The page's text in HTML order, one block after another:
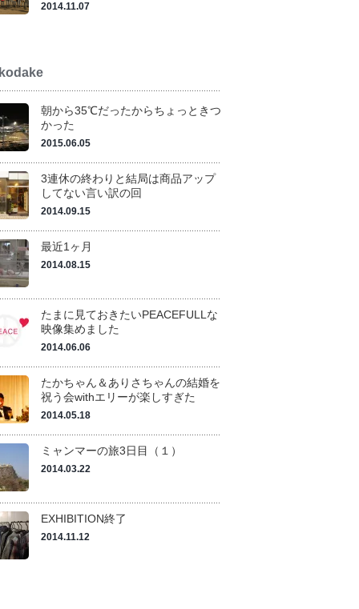
2014.11.07
朝から35℃だったからちょっときつ
かった
2015.06.05
3連休の終わりと結局は商品アップ
してない言い訳の回
2014.09.15
最近1ヶ月
2014.08.15
たまに見ておきたいPEACEFULLな
映像集めました
2014.06.06
たかちゃん＆ありさちゃんの結婚を
祝う会withエリーが楽しすぎた
2014.05.18
ミャンマーの旅3日目（１）
2014.03.22
EXHIBITION終了
2014.11.12